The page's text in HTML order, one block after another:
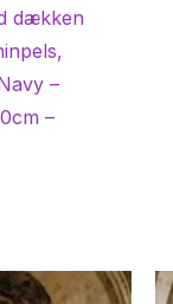
dækken
–
–